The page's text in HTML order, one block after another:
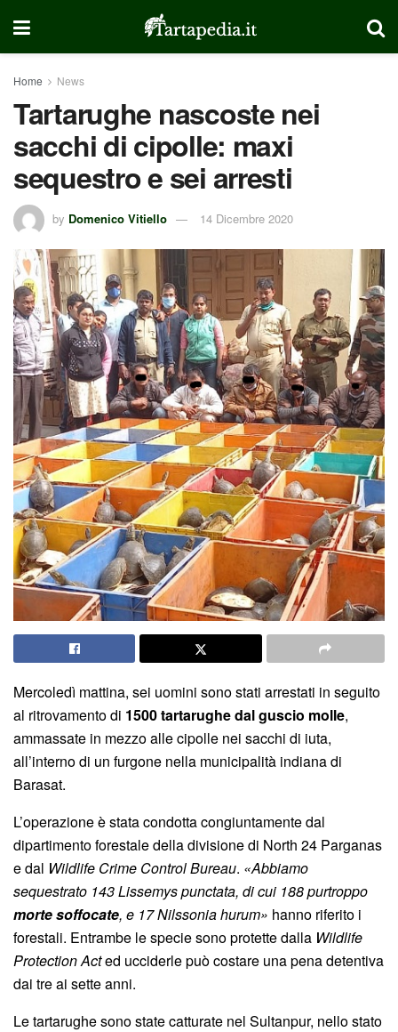
Home News
Tartarughe nascoste nei
sacchi di cipolle: maxi
sequestro e sei arresti
by Domenico Vitiello 14 Dicembre 2020
Mercoledì mattina, sei uomini sono stati arrestati in seguito
al ritrovamento di 1500 tartarughe dal guscio molle,
ammassate in mezzo alle cipolle nei sacchi di iuta,
all’interno di un furgone nella municipalità indiana di
Barasat.
L’operazione è stata condotta congiuntamente dal
dipartimento forestale della divisione di North 24 Parganas
e dal Wildlife Crime Control Bureau. «Abbiamo
sequestrato 143 Lissemys punctata, di cui 188 purtroppo
morte soffocate, e 17 Nilssonia hurum» hanno riferito i
forestali. Entrambe le specie sono protette dalla Wildlife
Protection Acted ucciderle può costare una pena detentiva
dai tre ai sette anni.
Le tartarughe sono state catturate nel Sultanpur, nello stato